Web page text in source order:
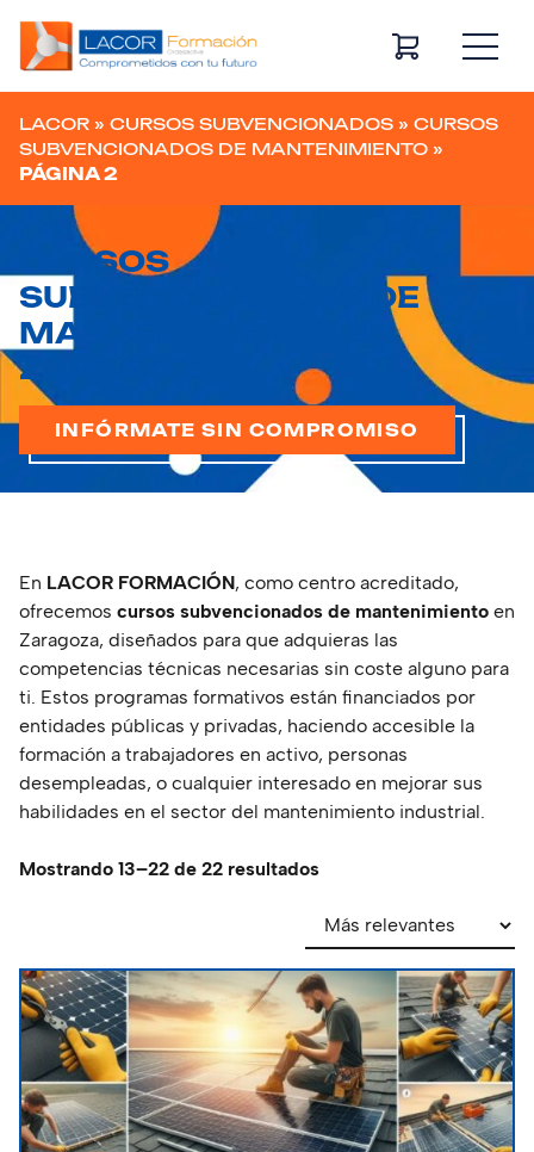
Navegación principal
LACOR » CURSOS SUBVENCIONADOS » CURSOS
SUBVENCIONADOS DE MANTENIMIENTO »
PÁGINA 2
CURSOS
SUBVENCIONADOS DE
MANTENIMIENTO EN
ZARAGOZA
INFÓRMATE SIN COMPROMISO
En LACOR FORMACIÓN, como centro acreditado,
ofrecemos cursos subvencionados de mantenimiento en
Zaragoza, diseñados para que adquieras las
competencias técnicas necesarias sin coste alguno para
ti. Estos programas formativos están financiados por
entidades públicas y privadas, haciendo accesible la
formación a trabajadores en activo, personas
desempleadas, o cualquier interesado en mejorar sus
habilidades en el sector del mantenimiento industrial.
Mostrando 13–22 de 22 resultados